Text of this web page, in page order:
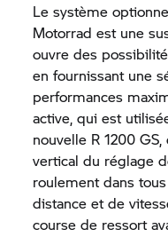
Le système
Motorrad est une
ouvre des
en fournissant une
performances
active, qui est
nouvelle R 1200 GS,
vertical du réglage
roulement dans
distance et de
course de ressort